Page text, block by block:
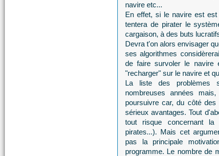
navire etc...
En effet, si le navire est est
tentera de pirater le
cargaison, à des buts
Devra t'on alors envisager
ses algorithmes
de faire survoler le navire
"recharger" sur le navire et
La liste des problèmes
nombreuses années
poursuivre car, du côté des
sérieux avantages. Tout
tout risque concernant la
pirates...). Mais cet
pas la principale
programme. Le nombre de